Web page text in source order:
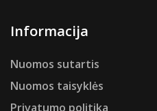
Informacija
Nuomos sutartis
Nuomos taisyklės
Privatumo politika